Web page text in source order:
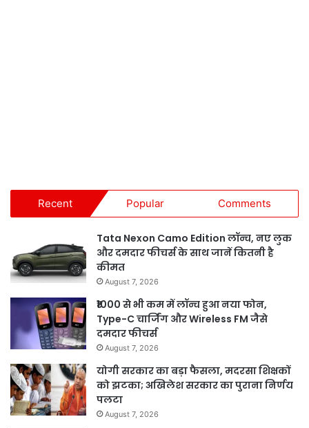
Recent Popular Comments
Tata Nexon Camo Edition लॉन्च, नए लुक
और दमदार फीचर्स के साथ जानें कितनी है
कीमत
August 7, 2026
₹1000 से भी कम में लॉन्च हुआ नया फोन,
Type-C चार्जिंग और Wireless FM जैसे
दमदार फीचर्स
August 7, 2026
योगी सरकार का बड़ा फैसला, मदरसा शिक्षकों
को झटका; अखिलेश सरकार का पुराना निर्णय
पलटा
August 7, 2026